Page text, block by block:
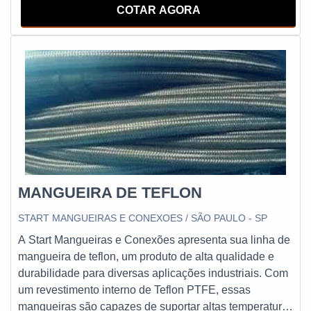
em engenharia de segurança do trabalho. Líder em
qualidade, a empresa oferece uma variedade de itens
qualidade e assertividade.A empresa conta com um time
de profissionais qualificados para o serviço, além de
investir em equipamentos modernos, que se ajustam a
sua necessidade. A Casa Contin é uma empresa que
tem feito a diferença no mercado por toda seriedade e
qualidade, o que garante a melhor experiência de todos
os clientes.
otimizam o desempenho em condições exigentes e de
alta demanda.
COTAR AGORA
MANGUEIRA DE TEFLON
START MANGUEIRAS E CONEXOES / SÃO PAULO - SP
A Start Mangueiras e Conexões apresenta sua linha de
mangueira de teflon, um produto de alta qualidade e
durabilidade para diversas aplicações industriais. Com
um revestimento interno de Teflon PTFE, essas
mangueiras são capazes de suportar altas temperaturas,